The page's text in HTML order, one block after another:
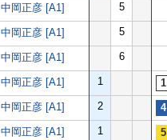
中岡正彦 [A1] 5
中岡正彦 [A1] 5
中岡正彦 [A1] 6
中岡正彦 [A1] 1
中岡正彦 [A1] 2
中岡正彦 [A1] 1